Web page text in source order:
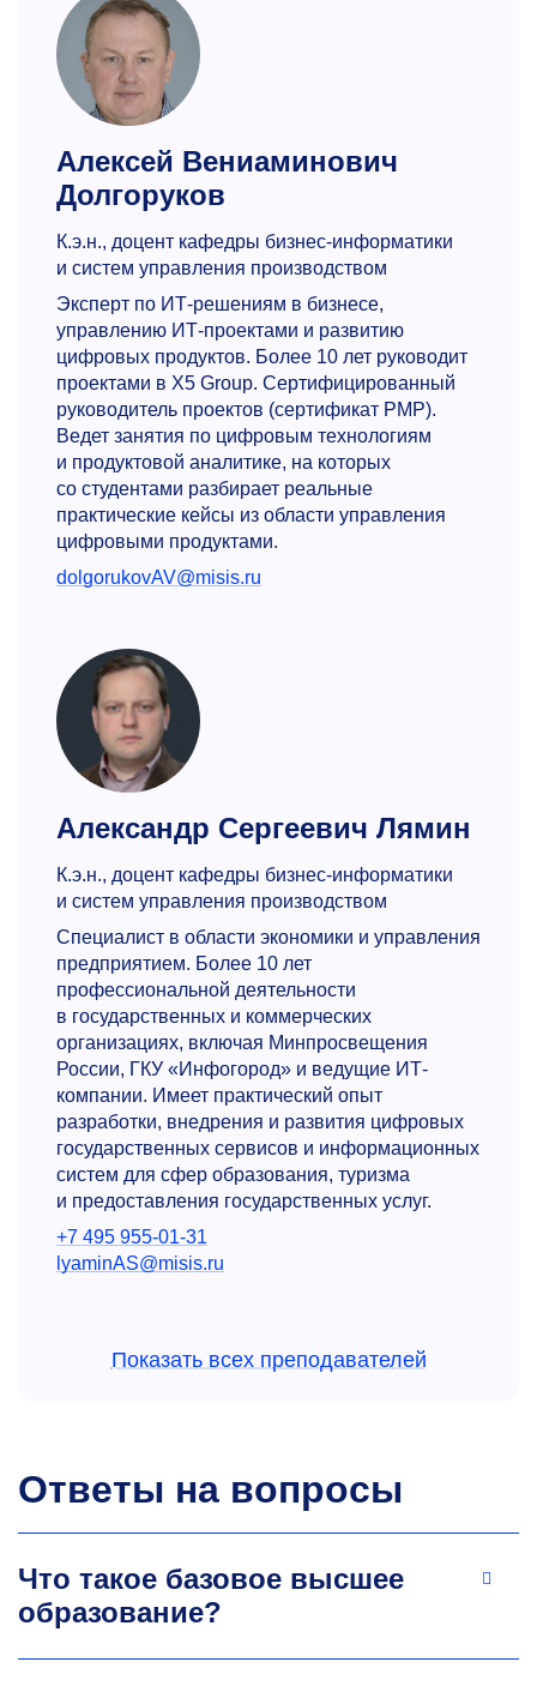
Алексей Вениаминович
Долгоруков
К.э.н., доцент кафедры бизнес-информатики
и систем управления производством
Эксперт по ИТ-решениям в бизнесе,
управлению ИТ-проектами и развитию
цифровых продуктов. Более 10 лет руководит
проектами в X5 Group. Сертифицированный
руководитель проектов (сертификат PMP).
Ведет занятия по цифровым технологиям
и продуктовой аналитике, на которых
со студентами разбирает реальные
практические кейсы из области управления
цифровыми продуктами.
dolgorukovAV@misis.ru
Александр Сергеевич Лямин
К.э.н., доцент кафедры бизнес-информатики
и систем управления производством
Специалист в области экономики и управления
предприятием. Более 10 лет
профессиональной деятельности
в государственных и коммерческих
организациях, включая Минпросвещения
России, ГКУ «Инфогород» и ведущие ИТ-
компании. Имеет практический опыт
разработки, внедрения и развития цифровых
государственных сервисов и информационных
систем для сфер образования, туризма
и предоставления государственных услуг.
+7 495 955-01-31
lyaminAS@misis.ru
Дмитрий Геннадьевич
К.э.н., доценткафедры бизнес-информатики
и систем управления производством
korneevDG@misis.ru
Показать всех преподавателей
Ответы на вопросы
Что такое базовое высшее
образование?